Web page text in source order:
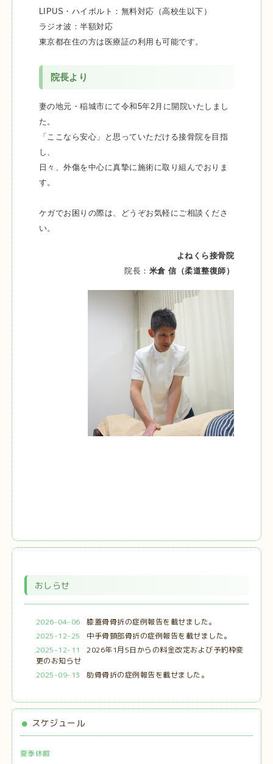
LIPUS・ハイボルト：無料対応（高校生以下）
ラジオ波：半額対応
東京都在住の方は医療証の利用も可能です。
院長より
妻の地元・稲城市にて令和5年2月に開院いたしまし
た。
「ここなら安心」と思っていただける接骨院を目指
し、
日々、外傷を中心に真摯に施術に取り組んでおりま
す。
ケガでお困りの際は、どうぞお気軽にご相談くださ
い。
よねくら接骨院
院長： 米倉 信（柔道整復師）
おしらせ
2026-04-06
膝蓋骨骨折の症例報告を載せました。
2025-12-25
中手骨頸部骨折の症例報告を載せました。
2025-12-11
2026年1月5日からの料金改定および予約枠変
更のお知らせ
2025-09-13
肋骨骨折の症例報告を載せました。
スケジュール
夏季休暇